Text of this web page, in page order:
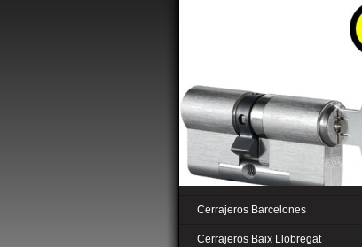
Cerrajeros Barcelones
Cerrajeros Baix Llobregat